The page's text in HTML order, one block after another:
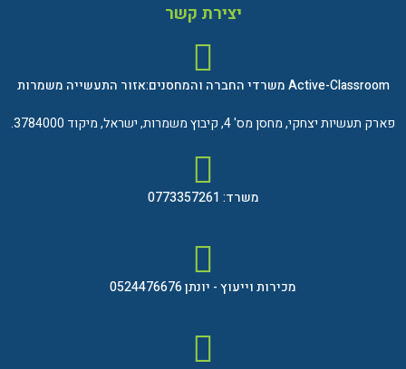
יצירת קשר
Active-Classroom משרדי החברה והמחסנים:אזור התעשייה משמרות
פארק תעשיות יצחקי, מחסן מס' 4, קיבוץ משמרות, ישראל, מיקוד 3784000.
משרד: 0773357261
מכירות וייעוץ - יונתן 0524476676